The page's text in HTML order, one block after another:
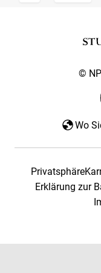
©
Wo
Privatsphäre
Erklärung zur